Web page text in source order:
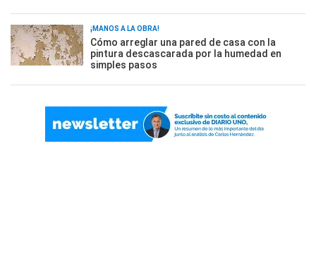
¡MANOS A LA OBRA!
Cómo arreglar una pared de casa con la
pintura descascarada por la humedad en
simples pasos